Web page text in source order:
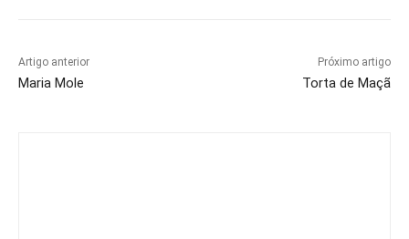
Artigo anterior
Maria Mole
Próximo artigo
Torta de Maçã